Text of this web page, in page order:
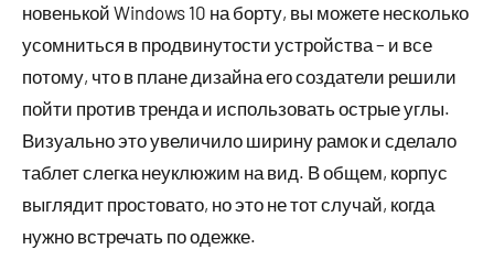
новенькой Windows 10 на борту, вы можете несколько
усомниться в продвинутости устройства – и все
потому, что в плане дизайна его создатели решили
пойти против тренда и использовать острые углы.
Визуально это увеличило ширину рамок и сделало
таблет слегка неуклюжим на вид. В общем, корпус
выглядит простовато, но это не тот случай, когда
нужно встречать по одежке.